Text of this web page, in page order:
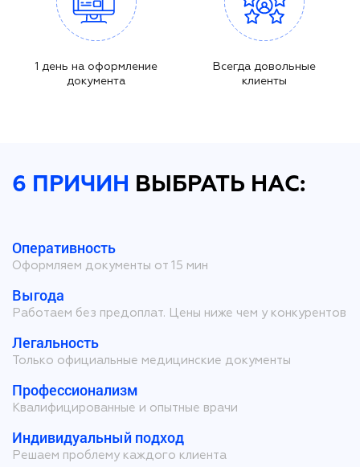
1 день на оформление
документа
Всегда довольные
клиенты
6 ПРИЧИН ВЫБРАТЬ НАС:
Оперативность
Оформляем документы от 15 мин
Выгода
Работаем без предоплат. Цены ниже чем у конкурентов
Легальность
Только официальные медицинские документы
Профессионализм
Квалифицированные и опытные врачи
Индивидуальный подход
Решаем проблему каждого клиента